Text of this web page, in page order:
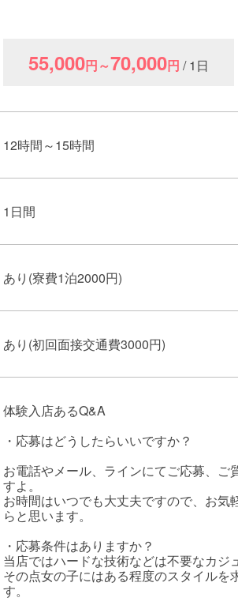
55,000円～70,000円 / 1日
12時間～15時間
1日間
あり(寮費1泊2000円)
あり(初回面接交通費3000円)
体験入店あるQ&A
・応募はどうしたらいいですか？
お電話やメール、ラインにてご応募、ご
すよ。
お時間はいつでも大丈夫ですので、お気
らと思います。
・応募条件はありますか？
当店ではハードな技術などは不要なカジ
その点女の子にはある程度のスタイルを
す。